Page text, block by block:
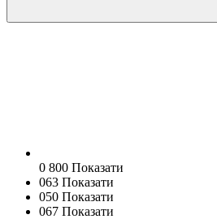
0 800 Показати
063 Показати
050 Показати
067 Показати